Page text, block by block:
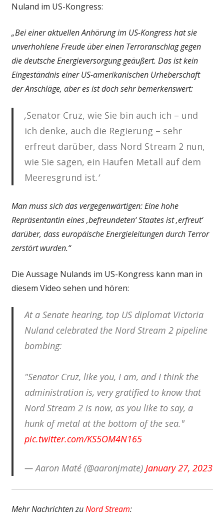
Nuland im US-Kongress:
„Bei einer aktuellen Anhörung im US-Kongress hat sie
unverhohlene Freude über einen Terroranschlag gegen
die deutsche Energieversorgung geäußert. Das ist kein
Eingeständnis einer US-amerikanischen Urheberschaft
der Anschläge, aber es ist doch sehr bemerkenswert:
‚Senator Cruz, wie Sie bin auch ich – und
ich denke, auch die Regierung – sehr
erfreut darüber, dass Nord Stream 2 nun,
wie Sie sagen, ein Haufen Metall auf dem
Meeresgrund ist.‘
Man muss sich das vergegenwärtigen: Eine hohe
Repräsentantin eines ‚befreundeten‘ Staates ist ‚erfreut‘
darüber, dass europäische Energieleitungen durch Terror
zerstört wurden.“
Die Aussage Nulands im US-Kongress kann man in
diesem Video sehen und hören:
At a Senate hearing, top US diplomat Victoria
Nuland celebrated the Nord Stream 2 pipeline
bombing:
"Senator Cruz, like you, I am, and I think the
administration is, very gratified to know that
Nord Stream 2 is now, as you like to say, a
hunk of metal at the bottom of the sea."
pic.twitter.com/KS5OM4N165
— Aaron Maté (@aaronjmate) January 27, 2023
Mehr Nachrichten zuNord Stream: